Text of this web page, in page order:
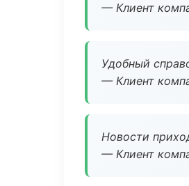
— Клиент
Удобный
— Клиент
Новости
— Клиент